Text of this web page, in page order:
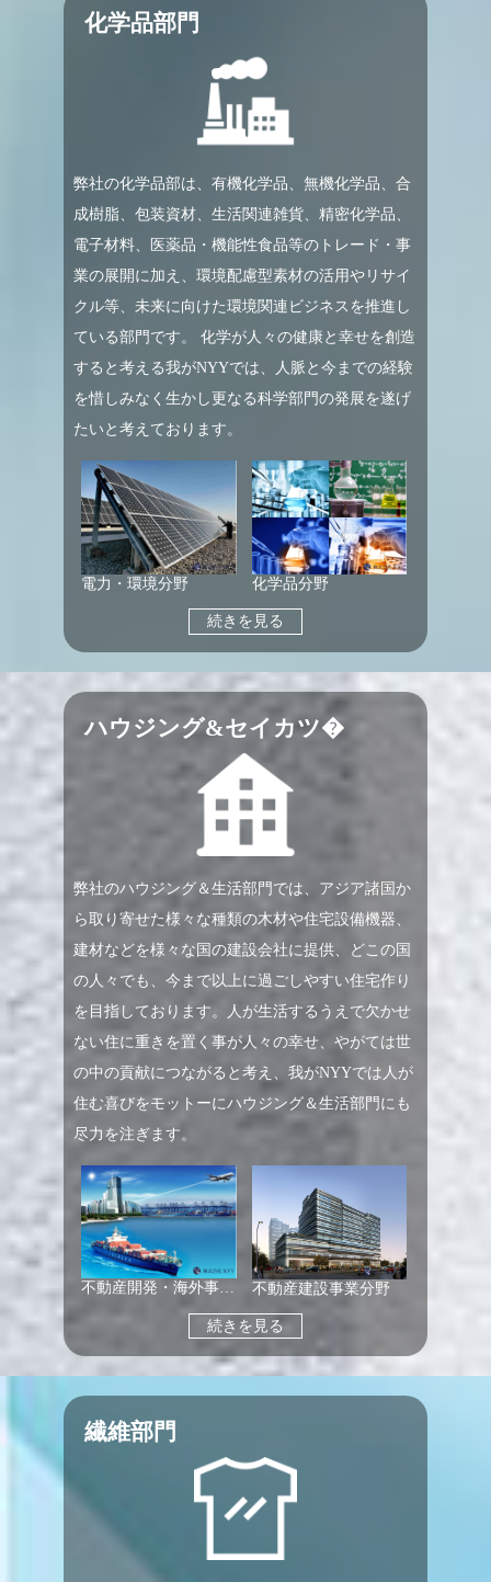
化学品部門
弊社の化学品部は、有機化学品、無機化学品、合
成樹脂、包装資材、生活関連雑貨、精密化学品、
電子材料、医薬品・機能性食品等のトレード・事
業の展開に加え、環境配慮型素材の活用やリサイ
クル等、未来に向けた環境関連ビジネスを推進し
ている部門です。 化学が人々の健康と幸せを創造
すると考える我がNYYでは、人脈と今までの経験
を惜しみなく生かし更なる科学部門の発展を遂げ
たいと考えております。
電力・環境分野 化学品分野
続きを見る
ハウジング&セイカツ�
弊社のハウジング＆生活部門では、アジア諸国か
ら取り寄せた様々な種類の木材や住宅設備機器、
建材などを様々な国の建設会社に提供、どこの国
の人々でも、今まで以上に過ごしやすい住宅作り
を目指しております。人が生活するうえで欠かせ
ない住に重きを置く事が人々の幸せ、やがては世
の中の貢献につながると考え、我がNYYでは人が
住む喜びをモットーにハウジング＆生活部門にも
尽力を注ぎます。
不動産開発・海外事業分 不動産建設事業分野
続きを見る
繊維部門